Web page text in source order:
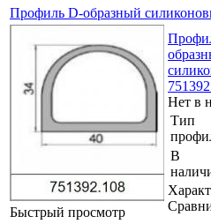
Профиль D-образный
Быстрый просмотр
Нет в
Тип
В